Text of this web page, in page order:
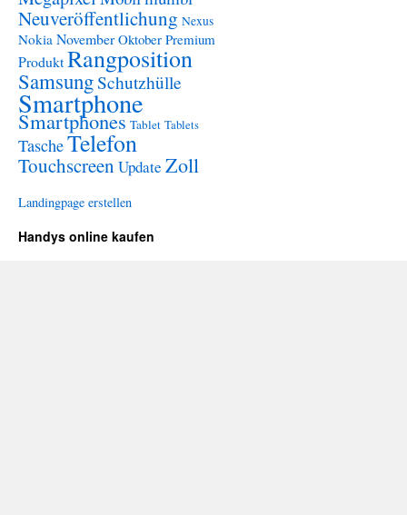
Neuveröffentlichung Nexus
Nokia November Oktober Premium
ProduktRangposition
SamsungSchutzhülle
Smartphone
Smartphones Tablet Tablets
TascheTelefon
Touchscreen Update Zoll
Landingpage erstellen
Handys online kaufen